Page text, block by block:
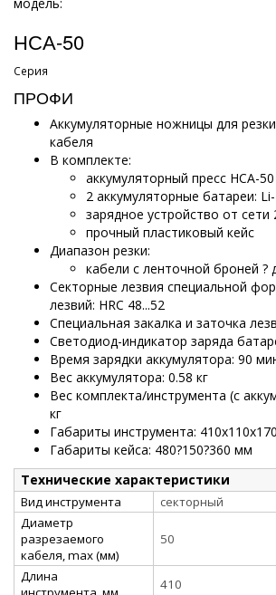
НСА-50
Серия
ПРОФИ
Аккумуляторные ножницы для
кабеля
В комплекте:
аккумуляторный пресс НСА-50
2 аккумуляторные батареи:
зарядное устройство от сети
прочный пластиковый кейс
Диапазон резки:
кабели с ленточной броней ?
Секторные лезвия специальной
лезвий: HRC 48...52
Специальная закалка и заточка
Светодиод-индикатор заряда
Время зарядки аккумулятора: 90
Вес аккумулятора: 0.58 кг
Вес комплекта/инструмента (с
кг
Габариты инструмента:
Габариты кейса: 480?150?360 мм
Технические характеристики
Вид инструмента
секторный
Диаметр
разрезаемого
кабеля, max (мм)
50
Длина
410